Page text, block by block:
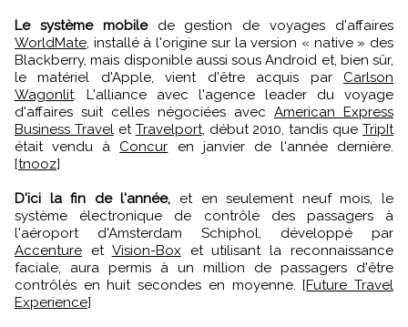
Le système mobile de gestion de voyages d'affaires
WorldMate, installé à l'origine sur la version « native » des
Blackberry, mais disponible aussi sous Android et, bien sûr,
le matériel d'Apple, vient d'être acquis par Carlson
Wagonlit. L'alliance avec l'agence leader du voyage
d'affaires suit celles négociées avec American Express
Business Travelet Travelport, début 2010, tandis que TripIt
était vendu à Concur en janvier de l'année dernière.
[tnooz]
D'ici la fin de l'année, et en seulement neuf mois, le
système électronique de contrôle des passagers à
l'aéroport d'Amsterdam Schiphol, développé par
Accenture et Vision-Box et utilisant la reconnaissance
faciale, aura permis à un million de passagers d'être
contrôlés en huit secondes en moyenne. [Future Travel
Experience]